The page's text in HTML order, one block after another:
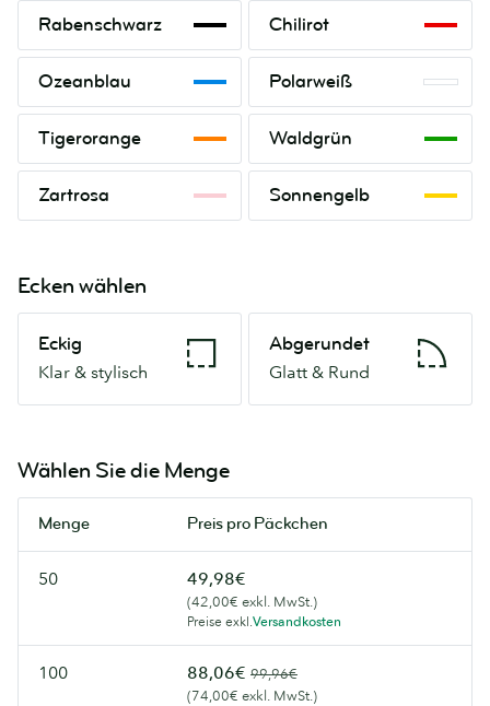
Rabenschwarz Chilirot
Ozeanblau Polarweiß
Tigerorange Waldgrün
Zartrosa Sonnengelb
Ecken wählen
Eckig
Klar & stylisch
Klar
stylisch
Abgerundet
Glatt & Rund
Glatt
Rund
Wählen Sie die Menge
Menge Preis pro Päckchen
50 49,98€
(42,00€ exkl. MwSt.)
Preise exkl.Versandkosten
100 88,06€ 99,96€
(74,00€ exkl. MwSt.)